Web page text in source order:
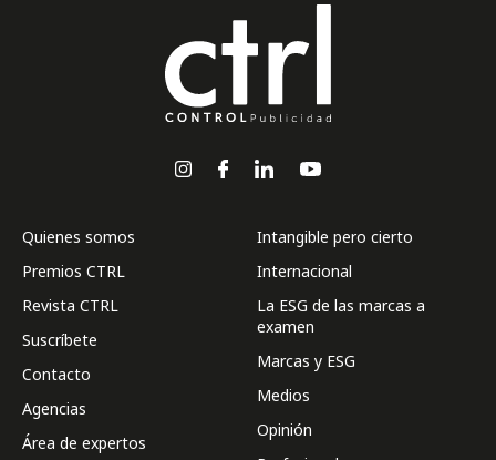
Quienes somos
Premios CTRL
Revista CTRL
Suscríbete
Contacto
Agencias
Área de expertos
Intangible pero cierto
Internacional
La ESG de las marcas a
examen
Marcas y ESG
Medios
Opinión